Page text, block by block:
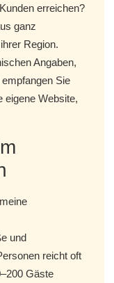
erreichen?
ganz
Region.
Angaben,
Sie
eigene Website,
und
reicht oft
Gäste